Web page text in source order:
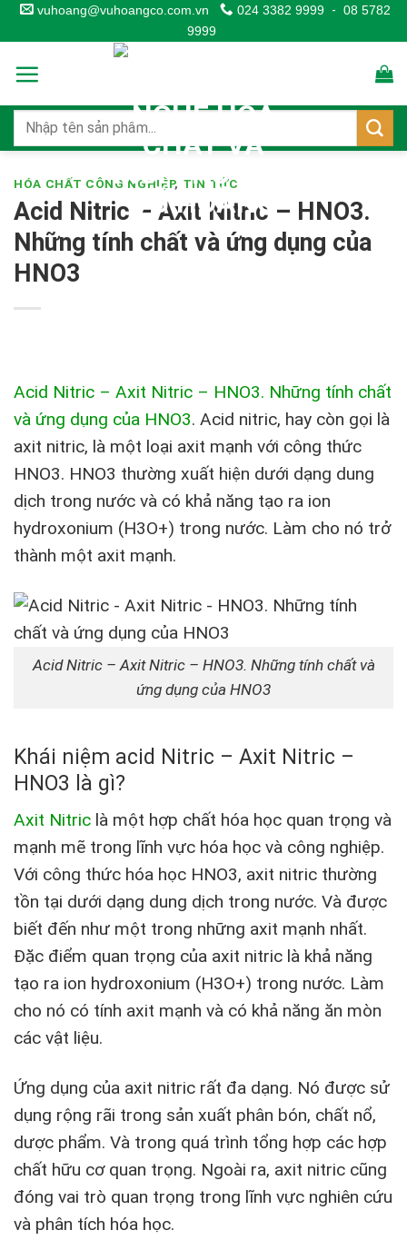
Skip
to
content
vuhoang@vuhoangco.com.vn 024 3382 9999 - 08 5782
9999
HÓA CHẤT CÔNG NGHIỆP, TIN TỨC
Acid Nitric – Axit Nitric – HNO3.
Những tính chất và ứng dụng của
HNO3
Acid Nitric – Axit Nitric – HNO3. Những tính chất
và ứng dụng của HNO3. Acid nitric, hay còn gọi là
axit nitric, là một loại axit mạnh với công thức
HNO3. HNO3 thường xuất hiện dưới dạng dung
dịch trong nước và có khả năng tạo ra ion
hydroxonium (H3O+) trong nước. Làm cho nó trở
thành một axit mạnh.
Acid Nitric – Axit Nitric – HNO3. Những tính chất và
ứng dụng của HNO3
Khái niệm acid Nitric – Axit Nitric –
HNO3 là gì?
Axit Nitric là một hợp chất hóa học quan trọng và
mạnh mẽ trong lĩnh vực hóa học và công nghiệp.
Với công thức hóa học HNO3, axit nitric thường
tồn tại dưới dạng dung dịch trong nước. Và được
biết đến như một trong những axit mạnh nhất.
Đặc điểm quan trọng của axit nitric là khả năng
tạo ra ion hydroxonium (H3O+) trong nước. Làm
cho nó có tính axit mạnh và có khả năng ăn mòn
các vật liệu.
Ứng dụng của axit nitric rất đa dạng. Nó được sử
dụng rộng rãi trong sản xuất phân bón, chất nổ,
dược phẩm. Và trong quá trình tổng hợp các hợp
chất hữu cơ quan trọng. Ngoài ra, axit nitric cũng
đóng vai trò quan trọng trong lĩnh vực nghiên cứu
và phân tích hóa học.